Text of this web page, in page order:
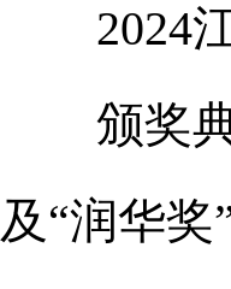
2024江
颁奖典
及“润华